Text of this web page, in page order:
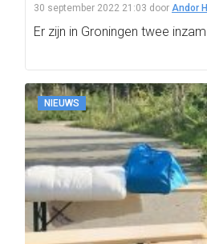
30 september 2022 21:03 door Andor
Er zijn in Groningen twee
NIEUWS